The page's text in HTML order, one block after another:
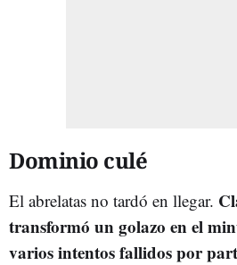
Dominio culé
El abrelatas no tardó en llegar.
transformó un golazo en el
varios intentos fallidos por